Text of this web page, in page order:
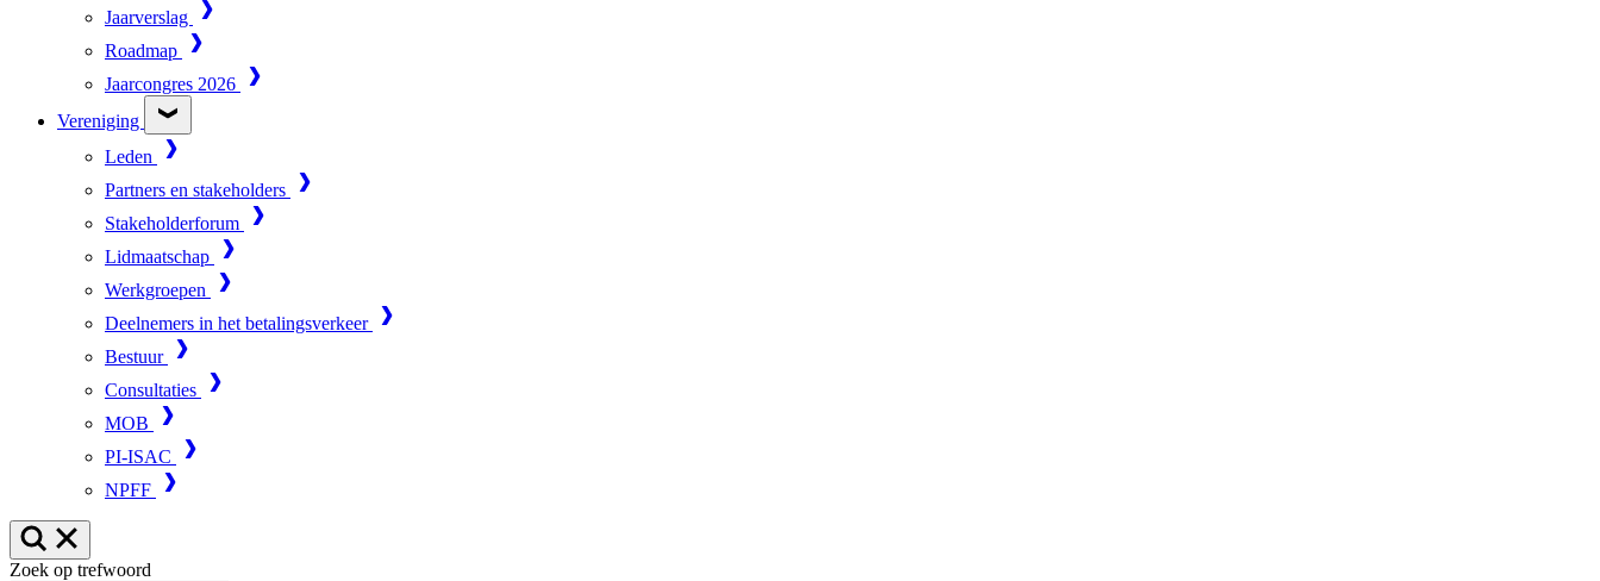
Jaarverslag
Roadmap
Jaarcongres 2026
Vereniging
Leden
Partners en stakeholders
Stakeholderforum
Lidmaatschap
Werkgroepen
Deelnemers in het betalingsverkeer
Bestuur
Consultaties
MOB
PI-ISAC
NPFF
Zoek op trefwoord